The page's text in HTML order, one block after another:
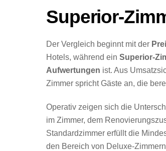
Superior-
Der Vergleich beginnt mit der
Hotels, während ein Superior-
Aufwertungen ist. Aus
Zimmer spricht Gäste an, die
Operativ zeigen sich die
im Zimmer, dem
Standardzimmer erfüllt die
den Bereich von Deluxe-